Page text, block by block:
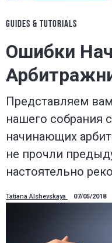
GUIDES & TUTORIALS
Ошибки
Представляем
нашего собрания
начинающих
не прочли
настоятельно
Tatiana Alshevskaya 07/05/2018